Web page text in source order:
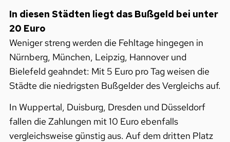
In diesen Städten liegt das Bußgeld bei unter
20 Euro
Weniger streng werden die Fehltage hingegen in
Nürnberg, München, Leipzig, Hannover und
Bielefeld geahndet: Mit 5 Euro pro Tag weisen die
Städte die niedrigsten Bußgelder des Vergleichs auf.
In Wuppertal, Duisburg, Dresden und Düsseldorf
fallen die Zahlungen mit 10 Euro ebenfalls
vergleichsweise günstig aus. Auf dem dritten Platz